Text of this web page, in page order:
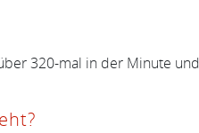
320-mal in der Minute und